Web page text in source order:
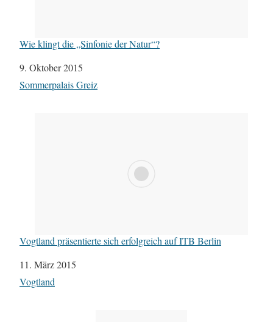
Wie klingt die „Sinfonie der Natur“?
Datum
9. Oktober 2015
In Bezug auf
Sommerpalais Greiz
Vogtland präsentierte sich erfolgreich auf ITB Berlin
Datum
11. März 2015
In Bezug auf
Vogtland